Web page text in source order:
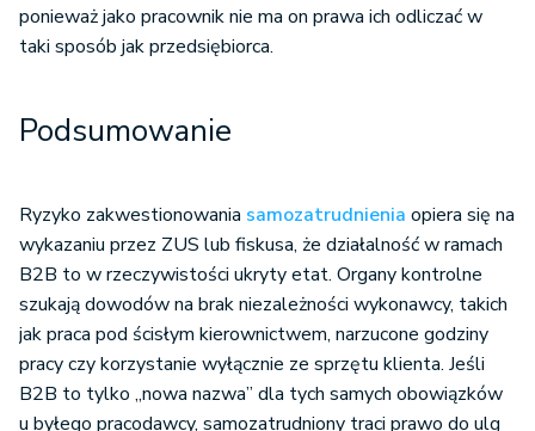
ponieważ jako pracownik nie ma on prawa ich odliczać w
taki sposób jak przedsiębiorca.
Podsumowanie
Ryzyko zakwestionowania samozatrudnienia opiera się na
wykazaniu przez ZUS lub fiskusa, że działalność w ramach
B2B to w rzeczywistości ukryty etat. Organy kontrolne
szukają dowodów na brak niezależności wykonawcy, takich
jak praca pod ścisłym kierownictwem, narzucone godziny
pracy czy korzystanie wyłącznie ze sprzętu klienta. Jeśli
B2B to tylko „nowa nazwa” dla tych samych obowiązków
u byłego pracodawcy, samozatrudniony traci prawo do ulg